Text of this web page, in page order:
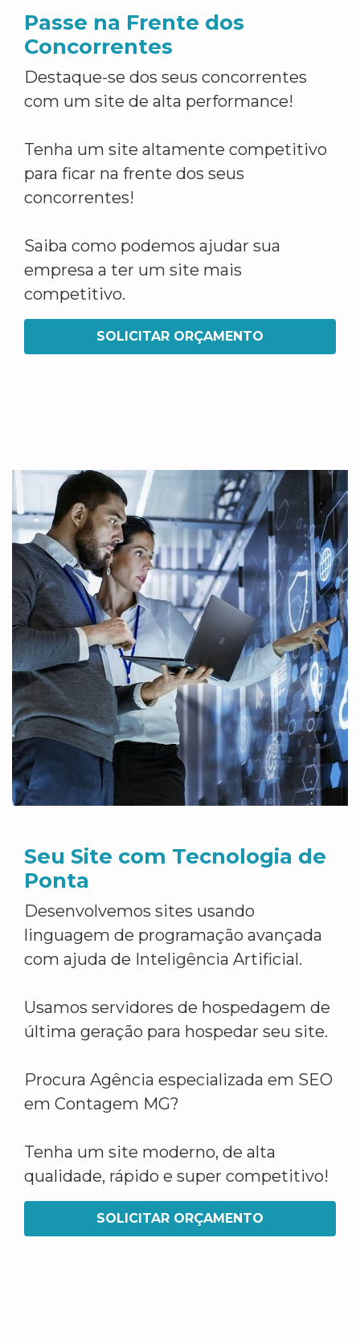
Passe na Frente dos
Concorrentes
Destaque-se dos seus concorrentes
com um site de alta performance!
Tenha um site altamente competitivo
para ficar na frente dos seus
concorrentes!
Saiba como podemos ajudar sua
empresa a ter um site mais
competitivo.
SOLICITAR ORÇAMENTO
Seu Site com Tecnologia de
Ponta
Desenvolvemos sites usando
linguagem de programação avançada
com ajuda de Inteligência Artificial.
Usamos servidores de hospedagem de
última geração para hospedar seu site.
Procura Agência especializada em SEO
em Contagem MG?
Tenha um site moderno, de alta
qualidade, rápido e super competitivo!
SOLICITAR ORÇAMENTO